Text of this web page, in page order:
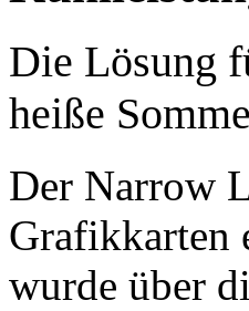
Die Lösung
heiße
Der Narrow
Grafikkarten
wurde über